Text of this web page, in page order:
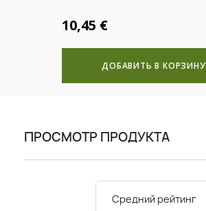
10,45 €
ДОБАВИТЬ В КОРЗИНУ
ПРОСМОТР ПРОДУКТА
Средний рейтинг